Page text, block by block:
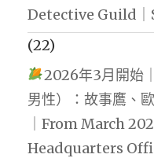
Detective Guild
(22)
2026年3月開始
男性）：故事鷹、
｜From March
Headquarters